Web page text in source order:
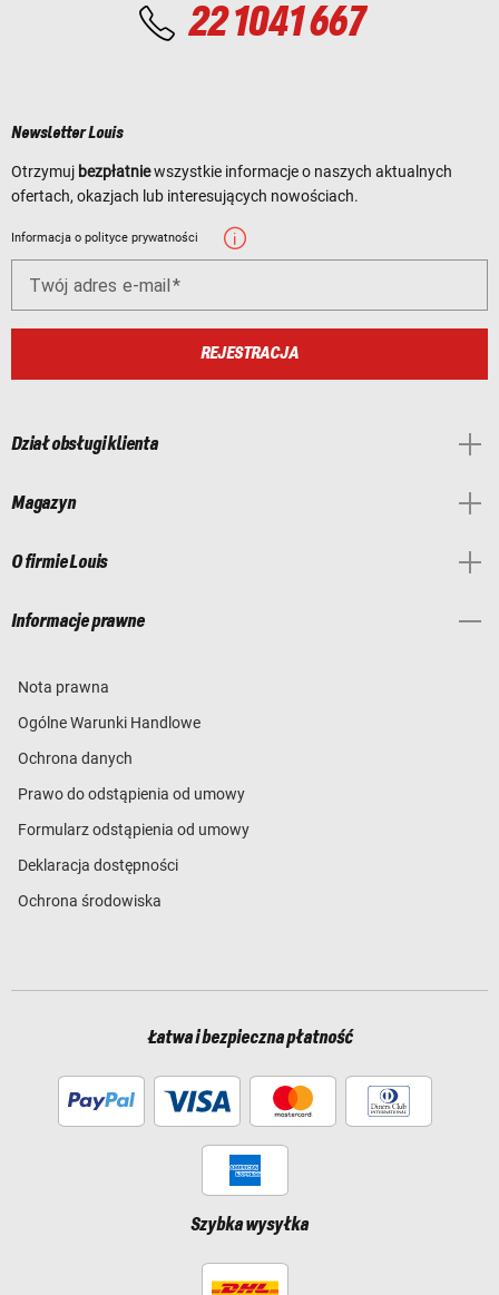
22 1041 667
Newsletter Louis
Otrzymuj bezpłatniewszystkie informacje o naszych aktualnych
ofertach, okazjach lub interesujących nowościach.
Informacja o polityce prywatności
Twój adres e-mail
REJESTRACJA
Dział obsługi klienta
Magazyn
O firmie Louis
Informacje prawne
Nota prawna
Ogólne Warunki Handlowe
Ochrona danych
Prawo do odstąpienia od umowy
Formularz odstąpienia od umowy
Deklaracja dostępności
Ochrona środowiska
Łatwa i bezpieczna płatność
Szybka wysyłka